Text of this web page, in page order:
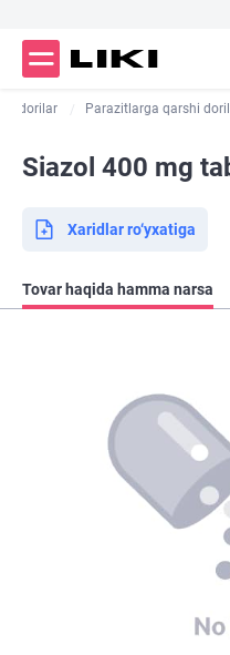
dorilar Parazitlarga qarshi
Siazol 400 mg
Xaridlar ro‘yxatiga
Tovar haqida hamma narsa